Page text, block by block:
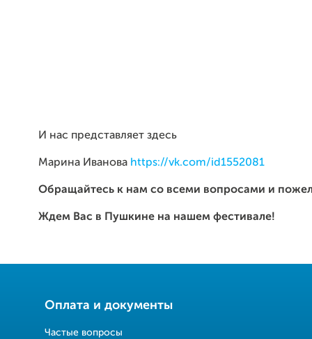
И нас представляет здесь
Марина Иванова https://vk.com/id1552081
Обращайтесь к нам со всеми вопросами и
Ждем Вас в Пушкине на нашем фестивале!
Оплата и документы
Частые вопросы